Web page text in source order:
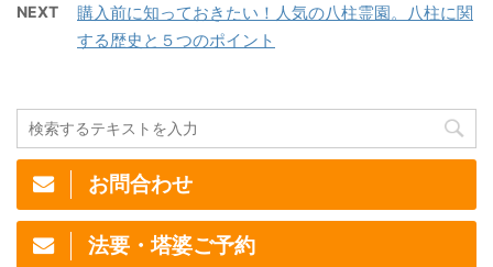
NEXT
購入前に知っておきたい！人気の八柱霊園。八柱に関
する歴史と５つのポイント
お問合わせ
法要・塔婆ご予約